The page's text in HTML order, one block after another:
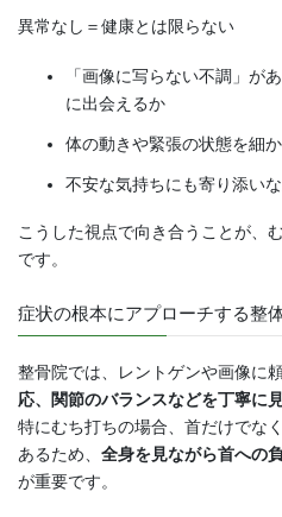
異常なし＝健康とは限らない
「画像に写らない不調」が
に出会えるか
体の動きや緊張の状態を細
不安な気持ちにも寄り添い
こうした視点で向き合うことが、
です。
症状の根本にアプローチする整
整骨院では、レントゲンや画像に
応、関節のバランスなどを丁寧に
特にむち打ちの場合、首だけでな
あるため、 全身を見ながら首への
が重要です。